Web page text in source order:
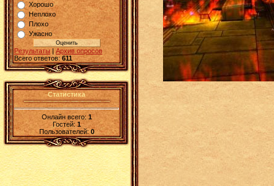
Хорошо
Неплохо
Плохо
Ужасно
Результаты | Архив опросов
Всего ответов: 611
Статистика
Онлайн всего:1
Гостей:1
Пользователей: 0